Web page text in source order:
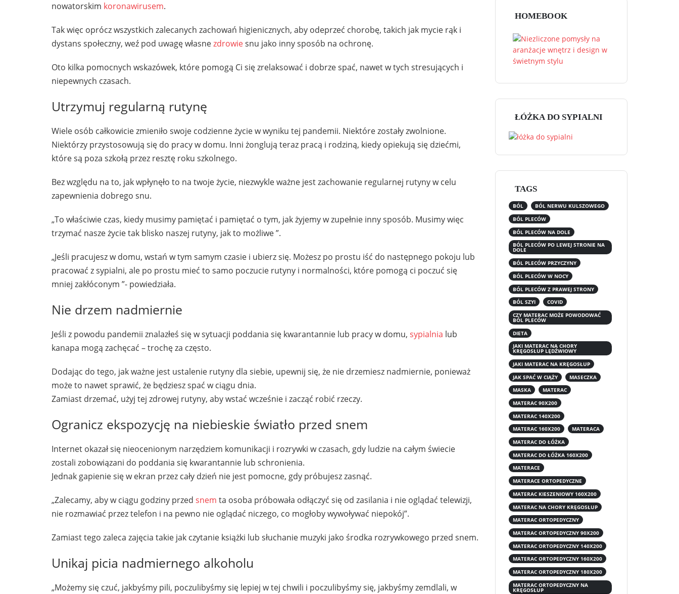
nowatorskim koronawirusem.
Tak więc oprócz wszystkich zalecanych zachowań higienicznych, aby odeprzeć chorobę, takich jak mycie rąk i
dystans społeczny, weź pod uwagę własnezdrowiesnu jako inny sposób na ochronę.
Oto kilka pomocnych wskazówek, które pomogą Ci się zrelaksować i dobrze spać, nawet w tych stresujących i
niepewnych czasach.
Utrzymuj regularną rutynę
Wiele osób całkowicie zmieniło swoje codzienne życie w wyniku tej pandemii. Niektóre zostały zwolnione.
Niektórzy przystosowują się do pracy w domu. Inni żonglują teraz pracą i rodziną, kiedy opiekują się dziećmi,
które są poza szkołą przez resztę roku szkolnego.
Bez względu na to, jak wpłynęło to na twoje życie, niezwykle ważne jest zachowanie regularnej rutyny w celu
zapewnienia dobrego snu.
„To właściwie czas, kiedy musimy pamiętać i pamiętać o tym, jak żyjemy w zupełnie inny sposób. Musimy więc
trzymać nasze życie tak blisko naszej rutyny, jak to możliwe ”.
„Jeśli pracujesz w domu, wstań w tym samym czasie i ubierz się. Możesz po prostu iść do następnego pokoju lub
pracować z sypialni, ale po prostu mieć to samo poczucie rutyny i normalności, które pomogą ci poczuć się
mniej zakłóconym ”- powiedziała.
Nie drzem nadmiernie
Jeśli z powodu pandemii znalazłeś się w sytuacji poddania się kwarantannie lub pracy w domu, sypialnia lub
kanapa mogą zachęcać – trochę za często.
Dodając do tego, jak ważne jest ustalenie rutyny dla siebie, upewnij się, że nie drzemiesz nadmiernie, ponieważ
może to nawet sprawić, że będziesz spać w ciągu dnia.
Zamiast drzemać, użyj tej zdrowej rutyny, aby wstać wcześnie i zacząć robić rzeczy.
Ogranicz ekspozycję na niebieskie światło przed snem
Internet okazał się nieocenionym narzędziem komunikacji i rozrywki w czasach, gdy ludzie na całym świecie
zostali zobowiązani do poddania się kwarantannie lub schronienia.
Jednak gapienie się w ekran przez cały dzień nie jest pomocne, gdy próbujesz zasnąć.
„Zalecamy, aby w ciągu godziny przed snem ta osoba próbowała odłączyć się od zasilania i nie oglądać telewizji,
nie rozmawiać przez telefon i na pewno nie oglądać niczego, co mogłoby wywoływać niepokój”.
Zamiast tego zaleca zajęcia takie jak czytanie książki lub słuchanie muzyki jako środka rozrywkowego przed snem.
Unikaj picia nadmiernego alkoholu
„Możemy się czuć, jakbyśmy pili, poczulibyśmy się lepiej w tej chwili i poczulibyśmy się, jakbyśmy zemdlali, w
HOMEBOOK
ŁÓŻKA DO SYPIALNI
TAGS
BÓL
BÓL NERWU KULSZOWEGO
BÓL PLECÓW
BÓL PLECÓW NA DOLE
BÓL PLECÓW PO LEWEJ STRONIE NA
DOLE
BÓL PLECÓW PRZYCZYNY
BÓL PLECÓW W NOCY
BÓL PLECÓW Z PRAWEJ STRONY
BÓL SZYI
COVID
CZY MATERAC MOŻE POWODOWAĆ
BÓL PLECÓW
DIETA
JAKI MATERAC NA CHORY
KRĘGOSŁUP LĘDŹWIOWY
JAKI MATERAC NA KRĘGOSŁUP
JAK SPAĆ W CIĄŻY
MASECZKA
MASKA
MATERAC
MATERAC 90X200
MATERAC 140X200
MATERAC 160X200
MATERACA
MATERAC DO ŁÓŻKA
MATERAC DO ŁÓŻKA 160X200
MATERACE
MATERACE ORTOPEDYCZNE
MATERAC KIESZENIOWY 160X200
MATERAC NA CHORY KRĘGOSŁUP
MATERAC ORTOPEDYCZNY
MATERAC ORTOPEDYCZNY 90X200
MATERAC ORTOPEDYCZNY 140X200
MATERAC ORTOPEDYCZNY 160X200
MATERAC ORTOPEDYCZNY 180X200
MATERAC ORTOPEDYCZNY NA
KRĘGOSŁUP